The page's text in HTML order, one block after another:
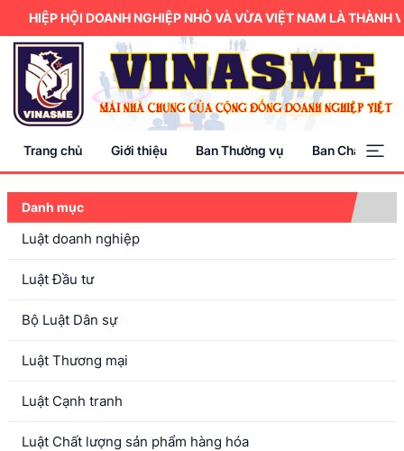
HIỆP HỘI DOANH NGHIỆP NHỎ VÀ VỪA VIỆT NAM LÀ THÀNH
Trang chủ Giới thiệu Ban Thường vụ Ban Chấp hành
Danh mục
Luật doanh nghiệp
Luật Đầu tư
Bộ Luật Dân sự
Luật Thương mại
Luật Cạnh tranh
Luật Chất lượng sản phẩm hàng hóa